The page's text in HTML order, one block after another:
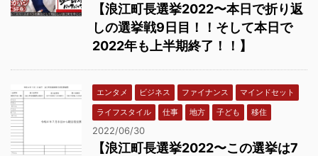
【浪江町長選挙2022〜本日で折り返
しの選挙戦9日目！！そして本日で
2022年も上半期終了！！】
エンタメ ビジネス ファイナンス
マインドセット
ライフスタイル
仕事 地方 子ども 移住
2022/06/30
【浪江町長選挙2022〜この選挙は7